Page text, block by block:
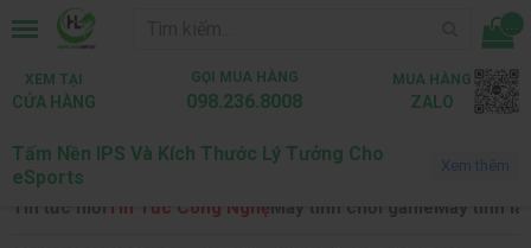
...
XEM TẠI
CỬA HÀNG
GỌI MUA HÀNG
098.236.8008
MUA HÀNG
ZALO
Trang chủ Tin tức Tin Tức Công Nghệ
Tin tức mới Tin Tức Công NghệMáy tính chơi gameMáy tính
Tấm Nền IPS Và Kích Thước Lý Tưởng Cho
eSports
Xem thêm